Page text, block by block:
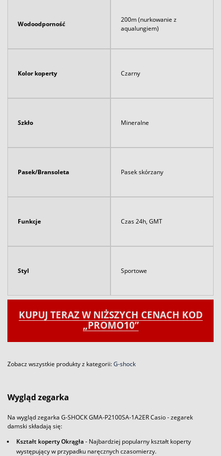
Wodoodporność
200m (nurkowanie z
aqualungiem)
Kolor koperty Czarny
Szkło Mineralne
Pasek/Bransoleta Pasek skórzany
Funkcje Czas 24h, GMT
Styl Sportowe
KUPUJ TERAZ W NIŻSZYCH CENACH KOD
„PROMO10”
Zobacz wszystkie produkty z kategorii:G-shock
Wygląd zegarka
Na wygląd zegarka G-SHOCK GMA-P2100SA-1A2ER Casio - zegarek
damski składają się:
Kształt koperty Okrągła - Najbardziej popularny kształt koperty
występujący w przypadku naręcznych czasomierzy.